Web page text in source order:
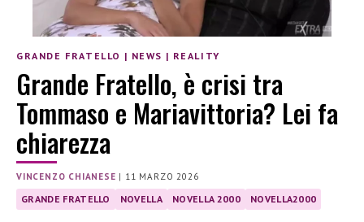
GRANDE FRATELLO | NEWS | REALITY
Grande Fratello, è crisi tra
Tommaso e Mariavittoria? Lei fa
chiarezza
VINCENZO CHIANESE | 11 MARZO 2026
GRANDE FRATELLO NOVELLA NOVELLA 2000 NOVELLA2000